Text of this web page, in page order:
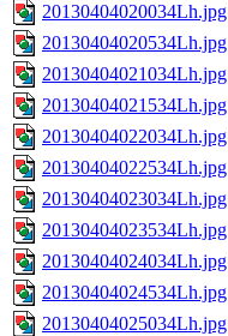
20130404020034Lh.jpg
20130404020534Lh.jpg
20130404021034Lh.jpg
20130404021534Lh.jpg
20130404022034Lh.jpg
20130404022534Lh.jpg
20130404023034Lh.jpg
20130404023534Lh.jpg
20130404024034Lh.jpg
20130404024534Lh.jpg
20130404025034Lh.jpg